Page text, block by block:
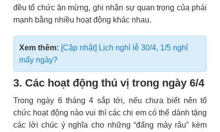
đều tổ chức ăn mừng, ghi nhận sự quan trọng của phái
mạnh bằng nhiều hoạt động khác nhau.
Xem thêm: [Cập nhật] Lịch nghỉ lễ 30/4, 1/5 nghỉ
mấy ngày?
3. Các hoạt động thú vị trong ngày 6/4
Trong ngày 6 tháng 4 sắp tới, nếu chưa biết nên tổ
chức hoạt động nào vui thì các chị em có thể dành tặng
các lời chúc ý nghĩa cho những “đấng mày râu” kèm